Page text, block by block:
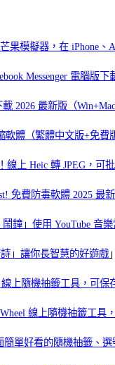
芒果模擬器，在 iPhone
Messenger 電腦版下
2026 最新版（Win+Mac
軟體（繁體中文版+免費
線上 Heic 轉 JPEG，可
免費防毒軟體 2025 最
鬧鐘」使用 YouTube 音
詩」讓你長智慧的好遊戲
線上隨機抽籤工具，可保
線上隨機抽籤工具
簡單好看的隨機抽籤、